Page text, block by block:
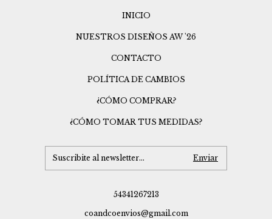
INICIO
NUESTROS DISEÑOS AW '26
CONTACTO
POLÍTICA DE CAMBIOS
¿CÓMO COMPRAR?
¿CÓMO TOMAR TUS MEDIDAS?
54341267213
coandcoenvios@gmail.com